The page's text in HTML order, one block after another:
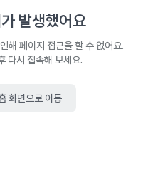
발생했어요
해 페이지 접근을 할 수 없어요.
다시 접속해 보세요.
화면으로 이동